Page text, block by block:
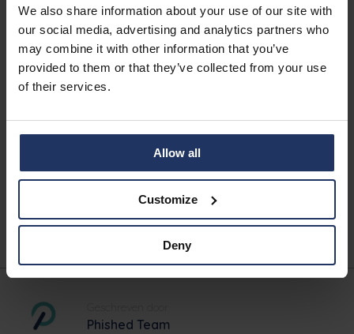
We also share information about your use of our site with
our social media, advertising and analytics partners who
may combine it with other information that you’ve
provided to them or that they’ve collected from your use
of their services.
Allow all
Customize
Deny
B&P Professionals was al goed beveiligd dankzij
verschillende technische ingrepen. Voor de bescherming
van hun medewerkers zochten ze echter net iets meer:
continue training die de medewerkers alert houdt. De
implementatie van Phished helpt ook te voldoen aan de
vereisten van een cybersecurityverzekering.
Vraag een demo aan
Phished Team